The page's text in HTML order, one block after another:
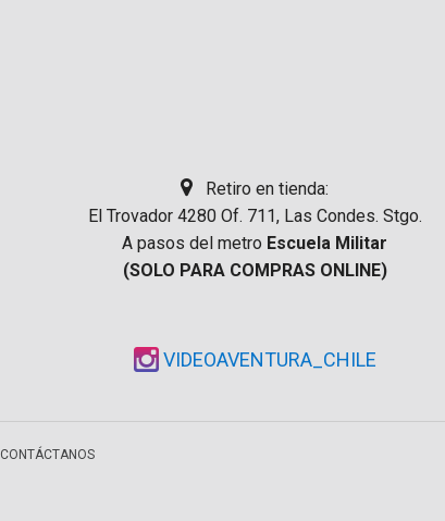
Retiro en tienda:
El Trovador 4280 Of. 711, Las Condes. Stgo.
A pasos del metro Escuela Militar
(SOLO PARA COMPRAS ONLINE)
VIDEOAVENTURA_CHILE
CONTÁCTANOS